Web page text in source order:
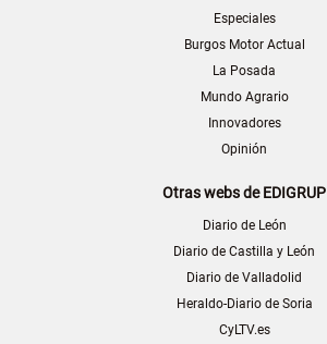
Especiales
Burgos Motor Actual
La Posada
Mundo Agrario
Innovadores
Opinión
Otras webs de EDIGRUP
Diario de León
Diario de Castilla y León
Diario de Valladolid
Heraldo-Diario de Soria
CyLTV.es